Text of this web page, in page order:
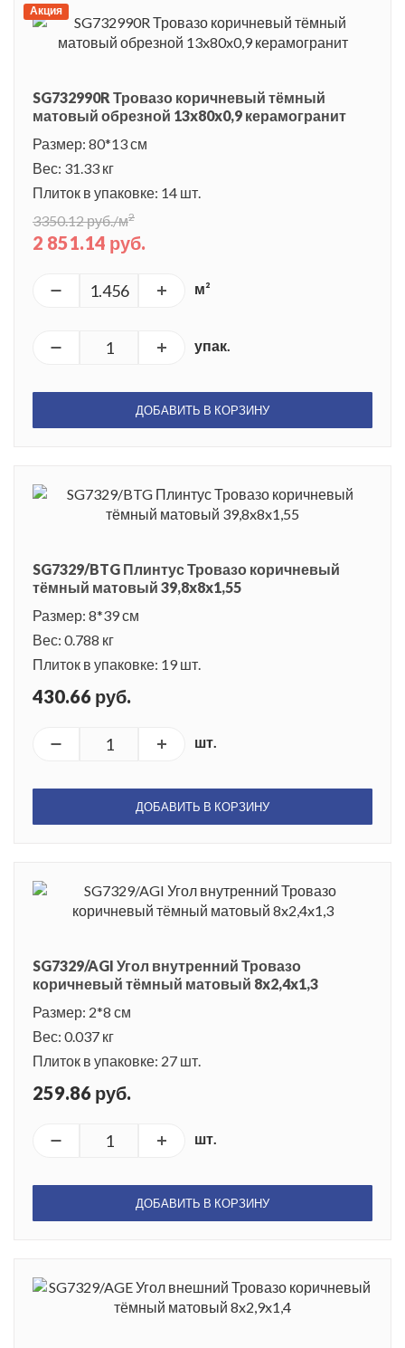
Акция
SG732990R Тровазо коричневый тёмный
матовый обрезной 13x80x0,9 керамогранит
Размер: 80*13 см
Вес: 31.33 кг
Плиток в упаковке: 14 шт.
3350.12 руб./м2
2 851.14 руб.
м²
упак.
ДОБАВИТЬ В КОРЗИНУ
SG7329/BTG Плинтус Тровазо коричневый
тёмный матовый 39,8x8x1,55
Размер: 8*39 см
Вес: 0.788 кг
Плиток в упаковке: 19 шт.
430.66 руб.
шт.
ДОБАВИТЬ В КОРЗИНУ
SG7329/AGI Угол внутренний Тровазо
коричневый тёмный матовый 8x2,4x1,3
Размер: 2*8 см
Вес: 0.037 кг
Плиток в упаковке: 27 шт.
259.86 руб.
шт.
ДОБАВИТЬ В КОРЗИНУ